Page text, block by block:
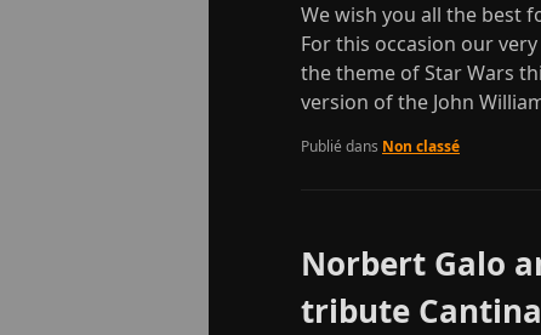
We wish you all the best
For this occasion our
the theme of Star Wars
version of the John
Publié dans Non classé
Norbert Galo
tribute